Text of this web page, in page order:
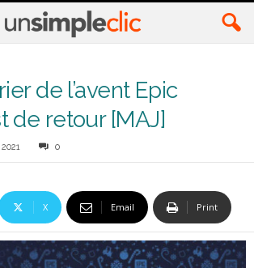
de l’avent Epic
de retour [MAJ]
0
X Email Print